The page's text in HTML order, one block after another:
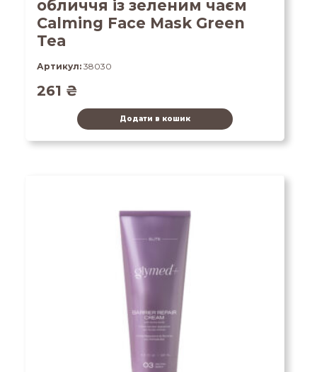
обличчя із зеленим чаєм
Calming Face Mask Green
Tea
Артикул: 38030
261 ₴
Додати в кошик